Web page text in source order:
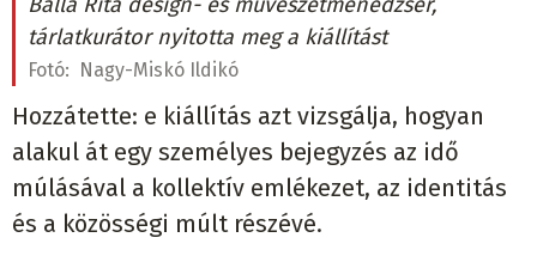
Balla Rita design- és művészetmenedzser,
tárlatkurátor nyitotta meg a kiállítást
Fotó: Nagy-Miskó Ildikó
Hozzátette: e kiállítás azt vizsgálja, hogyan
alakul át egy személyes bejegyzés az idő
múlásával a kollektív emlékezet, az identitás
és a közösségi múlt részévé.